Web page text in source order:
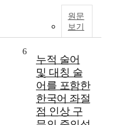
원문
보기
6
누적 술어
및 대칭 술
어를 포함한
한국어 좌절
점 인상 구